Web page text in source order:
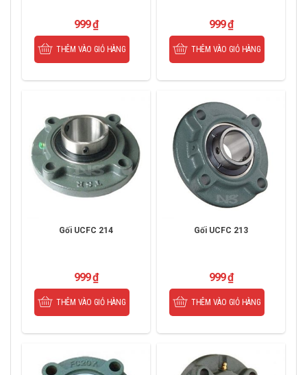
999₫
THÊM VÀO GIỎ HÀNG
999₫
THÊM VÀO GIỎ HÀNG
Gối UCFC 214
999₫
THÊM VÀO GIỎ HÀNG
Gối UCFC 213
999₫
THÊM VÀO GIỎ HÀNG